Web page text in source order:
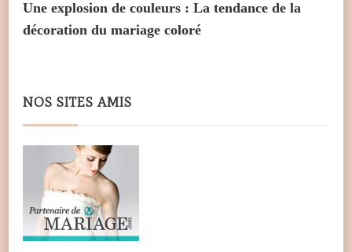
Une explosion de couleurs : La tendance de la
décoration du mariage coloré
NOS SITES AMIS